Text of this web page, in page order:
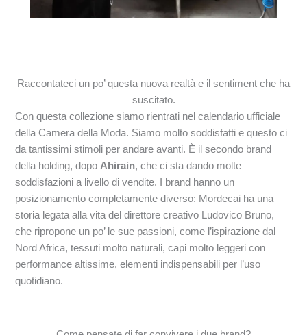
Raccontateci un po’ questa nuova realtà e il sentiment che ha
suscitato.
Con questa collezione siamo rientrati nel calendario ufficiale
della Camera della Moda. Siamo molto soddisfatti e questo ci
da tantissimi stimoli per andare avanti. È il secondo brand
della holding, dopo Ahirain, che ci sta dando molte
soddisfazioni a livello di vendite. I brand hanno un
posizionamento completamente diverso: Mordecai ha una
storia legata alla vita del direttore creativo Ludovico Bruno,
che ripropone un po’ le sue passioni, come l’ispirazione dal
Nord Africa, tessuti molto naturali, capi molto leggeri con
performance altissime, elementi indispensabili per l’uso
quotidiano.